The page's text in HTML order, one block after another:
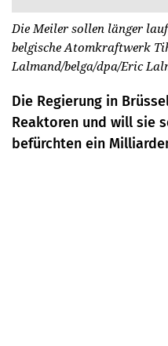
Die Meiler sollen länger
belgische Atomkraftwerk
Lalmand/belga/dpa/Eric
Die Regierung in
Reaktoren und will sie
befürchten ein